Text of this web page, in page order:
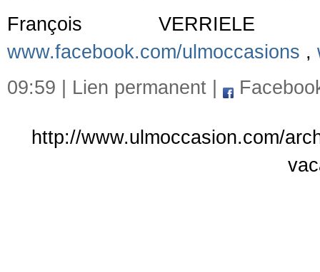
François
www.facebook.com/ulmoccasions ,
09:59 | Lien permanent
http://www.ulmoccasion.com/